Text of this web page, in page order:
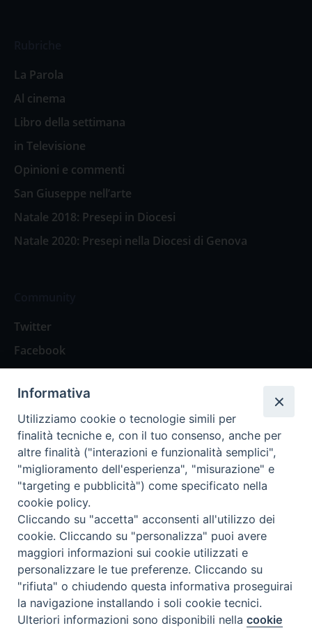
La Parola
Al cinema
Libro della settimana
in Televisione
Opinioni e commenti
San Giuseppe nell’arte
Natale 2018: Presepi in Diocesi
Natale 2020: Presepi nella Diocesi di Genova
Twitter
Facebook
Spazio Lettori
Eventi
Eventi diocesani
Privacy Policy Informativa Cookie
Trasparenza
Preferenze Cookie
Informativa
Utilizziamo cookie o tecnologie simili per
finalità tecniche e, con il tuo consenso, anche per
altre finalità ("interazioni e funzionalità semplici",
"miglioramento dell'esperienza", "misurazione" e
"targeting e pubblicità") come specificato nella
cookie policy.
Cliccando su "accetta" acconsenti all'utilizzo dei
cookie. Cliccando su "personalizza" puoi avere
maggiori informazioni sui cookie utilizzati e
personalizzare le tue preferenze. Cliccando su
"rifiuta" o chiudendo questa informativa proseguirai
la navigazione installando i soli cookie tecnici.
Ulteriori informazioni sono disponibili nellacookie